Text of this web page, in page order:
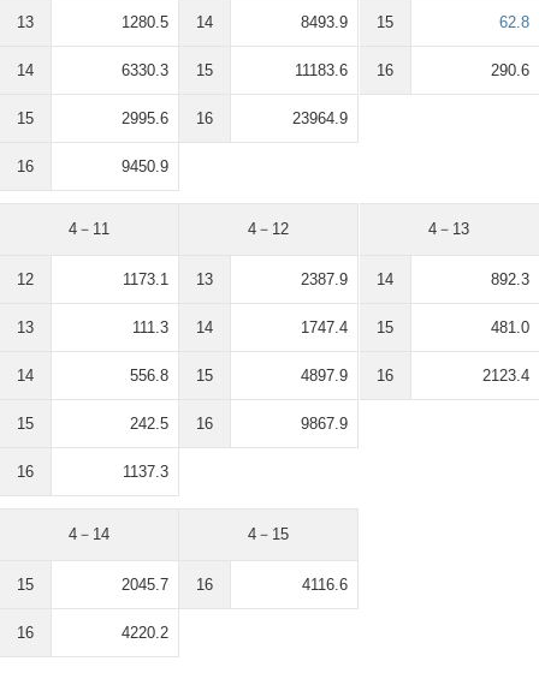
13 1280.5
14 6330.3
15 2995.6
16 9450.9
14 8493.9
15 11183.6
16 23964.9
15 62.8
16 290.6
4－11
12 1173.1
13 111.3
14 556.8
15 242.5
16 1137.3
4－12
13 2387.9
14 1747.4
15 4897.9
16 9867.9
4－13
14 892.3
15 481.0
16 2123.4
4－14
15 2045.7
16 4220.2
4－15
16 4116.6